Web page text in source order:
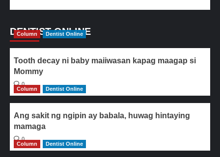
DENTIST ONLINE
Column Dentist Online
Tooth decay ni baby maiiwasan kapag maagap si
Mommy
0
Column
Dentist Online
Ang sakit ng ngipin ay babala, huwag hintaying
mamaga
0
Column
Dentist Online